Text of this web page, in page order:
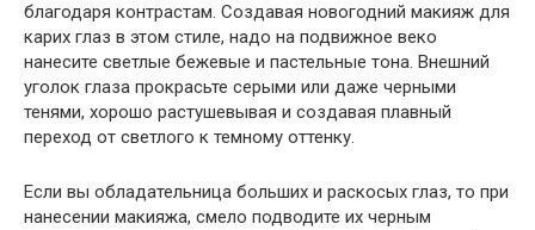
благодаря контрастам. Создавая новогодний макияж для
карих глаз в этом стиле, надо на подвижное веко
нанесите светлые бежевые и пастельные тона. Внешний
уголок глаза прокрасьте серыми или даже черными
тенями, хорошо растушевывая и создавая плавный
переход от светлого к темному оттенку.
Если вы обладательница больших и раскосых глаз, то при
нанесении макияжа, смело подводите их черным